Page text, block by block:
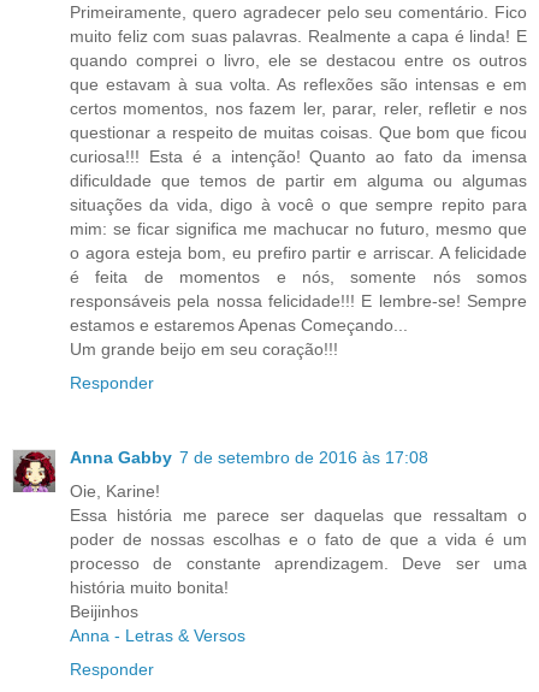
Primeiramente, quero agradecer pelo seu comentário. Fico
muito feliz com suas palavras. Realmente a capa é linda! E
quando comprei o livro, ele se destacou entre os outros
que estavam à sua volta. As reflexões são intensas e em
certos momentos, nos fazem ler, parar, reler, refletir e nos
questionar a respeito de muitas coisas. Que bom que ficou
curiosa!!! Esta é a intenção! Quanto ao fato da imensa
dificuldade que temos de partir em alguma ou algumas
situações da vida, digo à você o que sempre repito para
mim: se ficar significa me machucar no futuro, mesmo que
o agora esteja bom, eu prefiro partir e arriscar. A felicidade
é feita de momentos e nós, somente nós somos
responsáveis pela nossa felicidade!!! E lembre-se! Sempre
estamos e estaremos Apenas Começando...
Um grande beijo em seu coração!!!
Responder
Anna Gabby 7 de setembro de 2016 às 17:08
Oie, Karine!
Essa história me parece ser daquelas que ressaltam o
poder de nossas escolhas e o fato de que a vida é um
processo de constante aprendizagem. Deve ser uma
história muito bonita!
Beijinhos
Anna - Letras & Versos
Responder